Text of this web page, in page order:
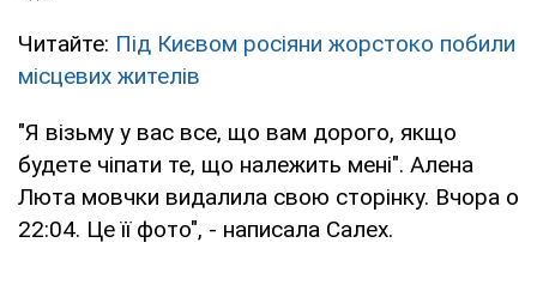
Читайте: Під Києвом росіяни жорстоко побили
місцевих жителів
"Я візьму у вac вce, що вам дорого, якщо
будeтe чіпати те, що належить мені". Алена
Люта мовчки видалила свою сторінку. Вчора о
22:04. Це її фото", - написала Салех.